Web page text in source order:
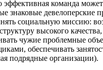
эффективная команда может
знаковые девелоперские
социальную миссию:
высокого
чужие проблемные
обеспечивать
подрядные организации).